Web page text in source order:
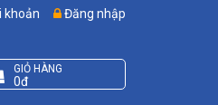
khoản Đăng nhập
GIỎ HÀNG
0đ